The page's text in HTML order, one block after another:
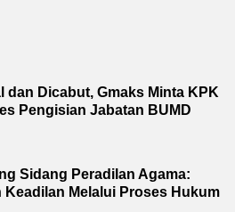
dan Dicabut, Gmaks Minta KPK
Pengisian Jabatan BUMD
Sidang Peradilan Agama:
Keadilan Melalui Proses Hukum